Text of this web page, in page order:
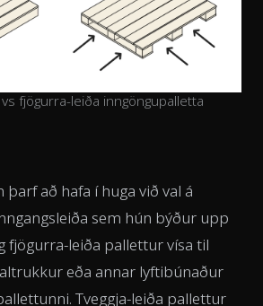
fjögurra-leiða inngöngupalletta
að hafa í huga við val á
sem hún býður upp
fjögurra-leiða pallettur vísa til
eða annar lyftibúnaður
Tveggja-leiða pallettur